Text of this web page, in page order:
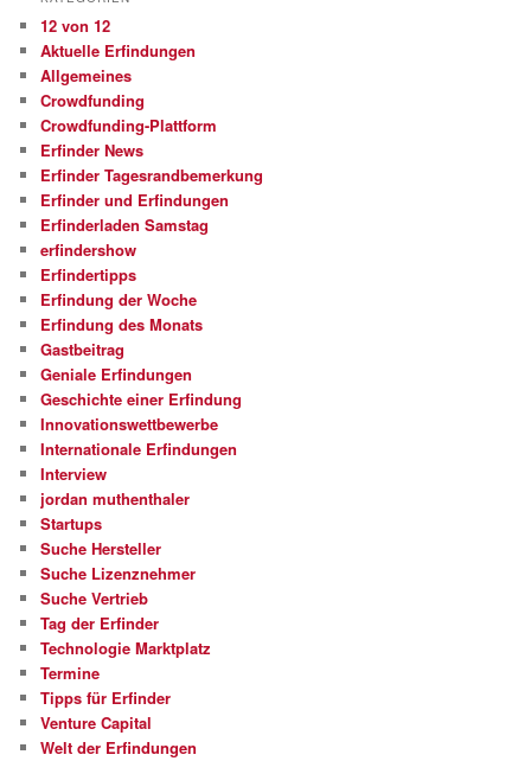
12 von 12
Aktuelle Erfindungen
Allgemeines
Crowdfunding
Crowdfunding-Plattform
Erfinder News
Erfinder Tagesrandbemerkung
Erfinder und Erfindungen
Erfinderladen Samstag
erfindershow
Erfindertipps
Erfindung der Woche
Erfindung des Monats
Gastbeitrag
Geniale Erfindungen
Geschichte einer Erfindung
Innovationswettbewerbe
Internationale Erfindungen
Interview
jordan muthenthaler
Startups
Suche Hersteller
Suche Lizenznehmer
Suche Vertrieb
Tag der Erfinder
Technologie Marktplatz
Termine
Tipps für Erfinder
Venture Capital
Welt der Erfindungen